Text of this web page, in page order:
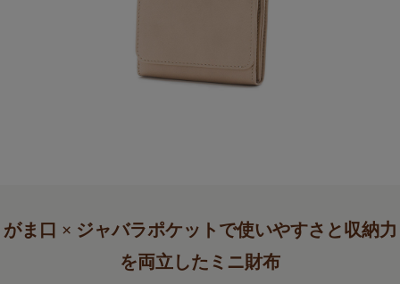
がま口 × ジャバラポケットで使いやすさと収納力
を両立したミニ財布